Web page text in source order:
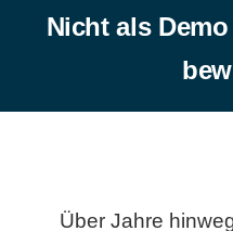
Nicht als
Über Jahre